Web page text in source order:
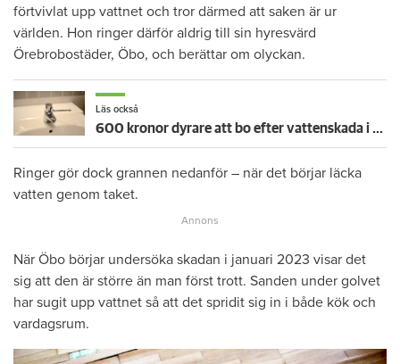
förtvivlat upp vattnet och tror därmed att saken är ur
världen. Hon ringer därför aldrig till sin hyresvärd
Örebrobostäder, Öbo, och berättar om olyckan.
Läs också
600 kronor dyrare att bo efter vattenskada i Varberg
Ringer gör dock grannen nedanför – när det börjar läcka
vatten genom taket.
När Öbo börjar undersöka skadan i januari 2023 visar det
sig att den är större än man först trott. Sanden under golvet
har sugit upp vattnet så att det spridit sig in i både kök och
vardagsrum.